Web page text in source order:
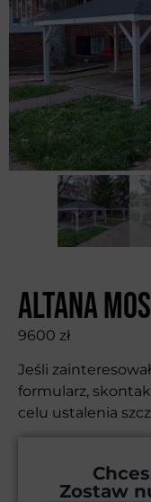
Altana
9600 zł
Jeśli
formularz,
celu ustalenia
Zostaw